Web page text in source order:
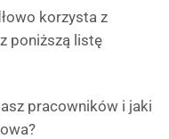
korzysta z
poniższą listę
pracowników i jaki